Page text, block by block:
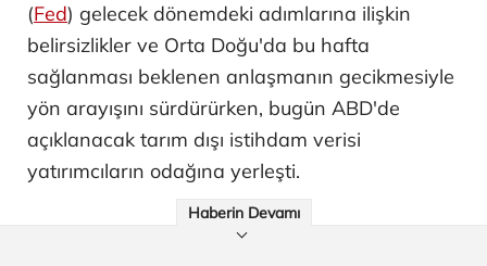
(Fed) gelecek dönemdeki adımlarına ilişkin
belirsizlikler ve Orta Doğu'da bu hafta
sağlanması beklenen anlaşmanın gecikmesiyle
yön arayışını sürdürürken, bugün ABD'de
açıklanacak tarım dışı istihdam verisi
yatırımcıların odağına yerleşti.
Haberin Devamı